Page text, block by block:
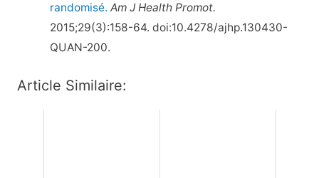
randomisé. Am J Health Promot.
2015;29(3):158-64. doi:10.4278/ajhp.130430-
QUAN-200.
Article Similaire: